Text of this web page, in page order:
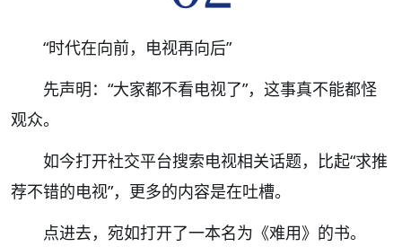
“时代在向前，电视再向后”
先声明： “大家都不看电视了”，这事真不能都怪
观众。
如今打开社交平台搜索电视相关话题，比起“求推
荐不错的电视”，更多的内容是在吐槽。
点进去，宛如打开了一本名为《难用》的书。